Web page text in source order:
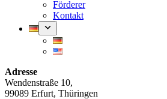
Förderer
Kontakt
Adresse
Wendenstraße 10,
99089 Erfurt, Thüringen